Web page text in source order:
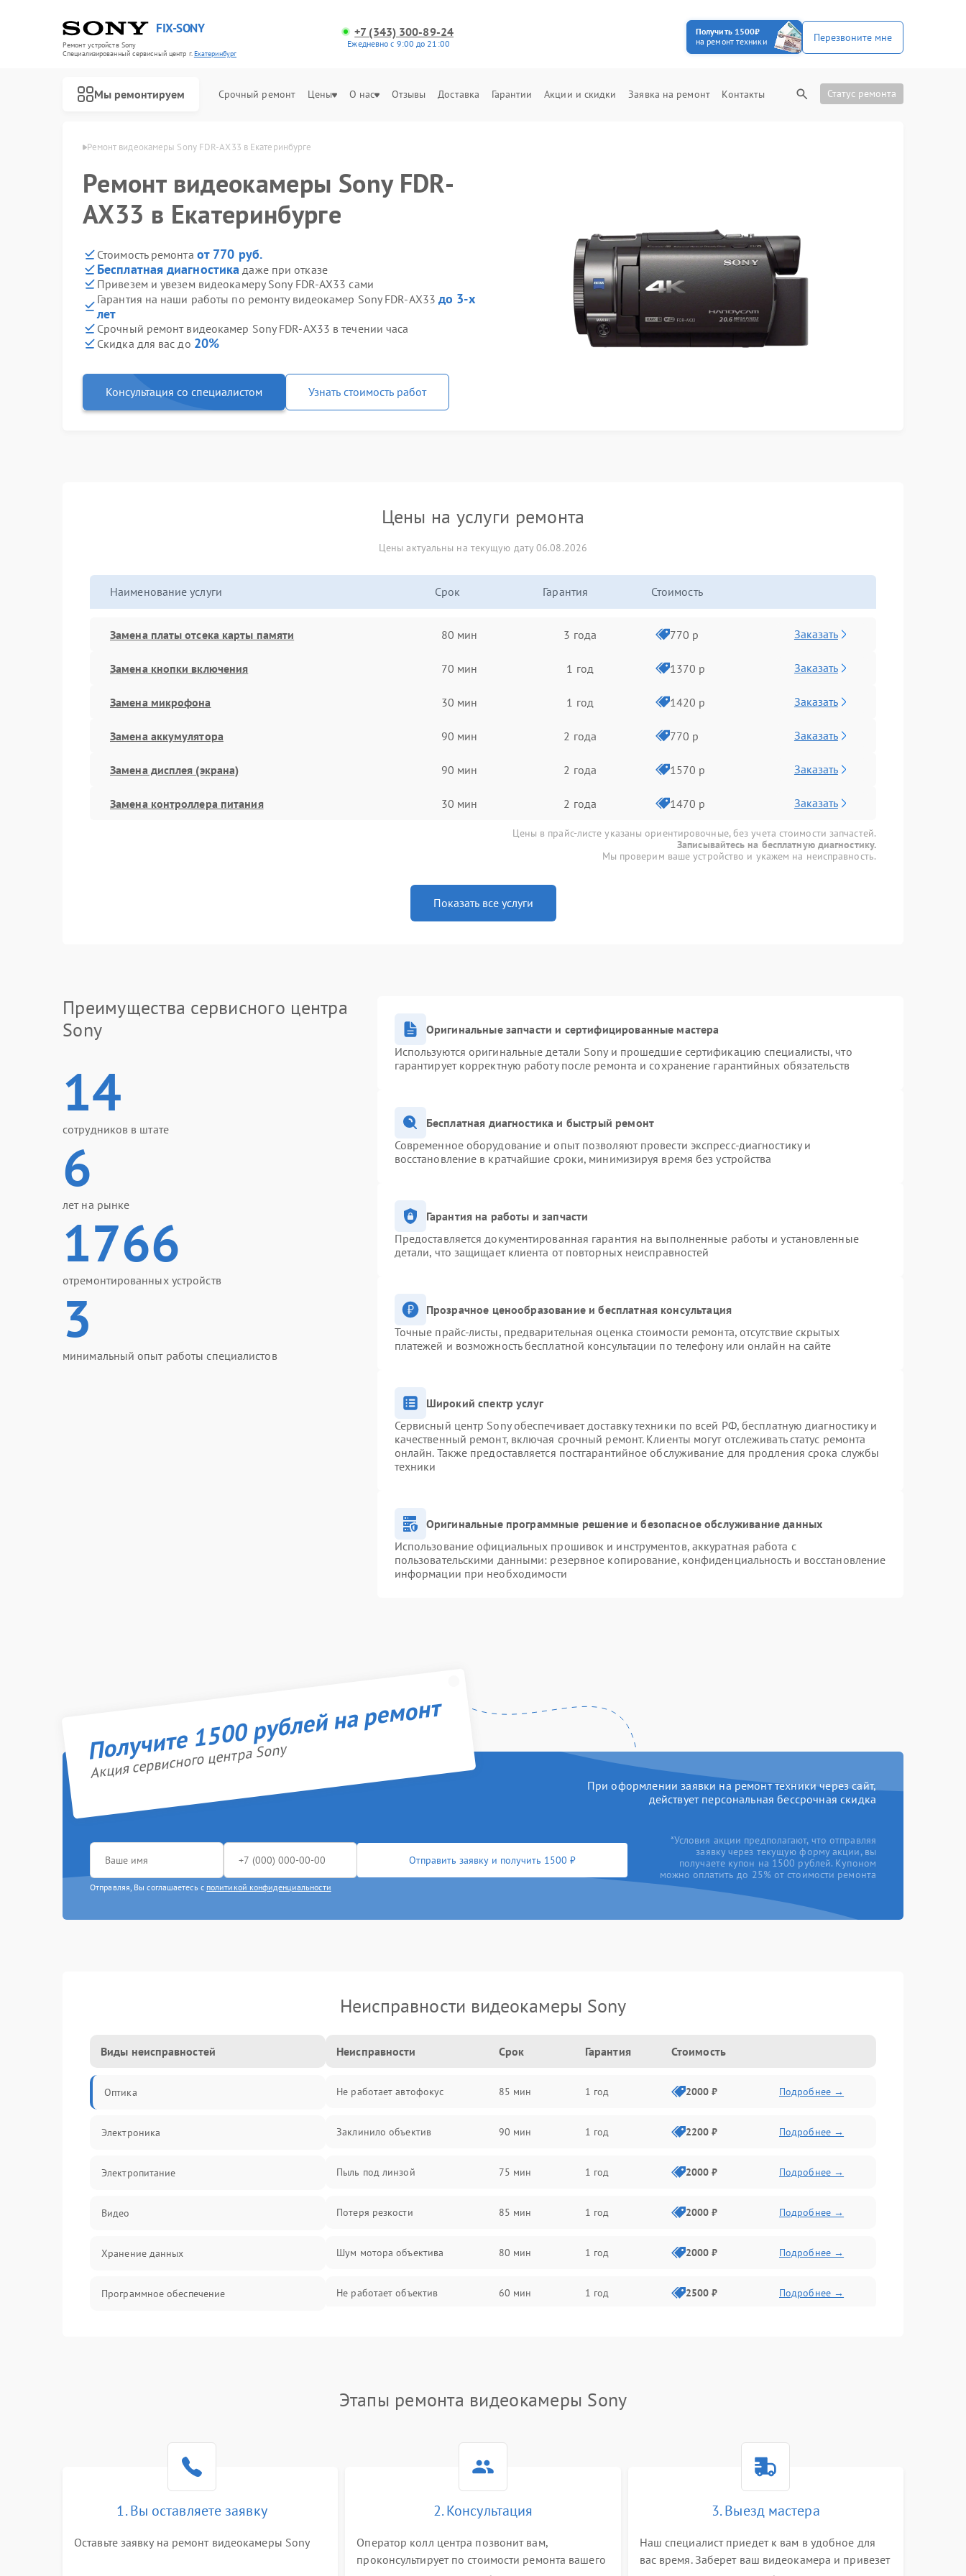
FIX-SONY
Ремонт устройств Sony
Специализированный cервисный центр г.Екатеринбург
+7 (343) 300-89-24
Ежедневно с 9:00 до 21:00
Получить 1500₽
на ремонт техники
Перезвоните мне
Мы ремонтируем Срочный ремонт Цены О нас Отзывы Доставка Гарантии Акции и скидки Заявка на ремонт Контакты Статус ремонта
Ремонт видеокамеры Sony FDR-AX33 в Екатеринбурге
Ремонт видеокамеры Sony FDR-
AX33 в Екатеринбурге
Стоимость ремонта от 770 руб.
Бесплатная диагностика даже при отказе
Привезем и увезем видеокамеру Sony FDR-AX33 сами
Гарантия на наши работы по ремонту видеокамер Sony FDR-AX33 до 3-х
лет
Срочный ремонт видеокамер Sony FDR-AX33 в течении часа
Скидка для вас до 20%
Консультация со специалистом Узнать стоимость работ
Цены на услуги ремонта
Цены актуальны на текущую дату 06.08.2026
Наименование услуги Срок Гарантия Стоимость
Замена платы отсека карты памяти 80 мин 3 года 770 р Заказать
Замена кнопки включения 70 мин 1 год 1370 р Заказать
Замена микрофона 30 мин 1 год 1420 р Заказать
Замена аккумулятора 90 мин 2 года 770 р Заказать
Замена дисплея (экрана) 90 мин 2 года 1570 р Заказать
Замена контроллера питания 30 мин 2 года 1470 р Заказать
Цены в прайс-листе указаны ориентировочные, без учета стоимости запчастей.
Записывайтесь на бесплатную диагностику.
Мы проверим ваше устройство и укажем на неисправность.
Показать все услуги
Преимущества сервисного центра
Sony
14
сотрудников в штате
6
лет на рынке
1766
отремонтированных устройств
3
минимальный опыт работы специалистов
Оригинальные запчасти и сертифицированные мастера
Используются оригинальные детали Sony и прошедшие сертификацию специалисты, что
гарантирует корректную работу после ремонта и сохранение гарантийных обязательств
Бесплатная диагностика и быстрый ремонт
Современное оборудование и опыт позволяют провести экспресс-диагностику и
восстановление в кратчайшие сроки, минимизируя время без устройства
Гарантия на работы и запчасти
Предоставляется документированная гарантия на выполненные работы и установленные
детали, что защищает клиента от повторных неисправностей
Прозрачное ценообразование и бесплатная консультация
Точные прайс-листы, предварительная оценка стоимости ремонта, отсутствие скрытых
платежей и возможность бесплатной консультации по телефону или онлайн на сайте
Широкий спектр услуг
Сервисный центр Sony обеспечивает доставку техники по всей РФ, бесплатную диагностику и
качественный ремонт, включая срочный ремонт. Клиенты могут отслеживать статус ремонта
онлайн. Также предоставляется постгарантийное обслуживание для продления срока службы
техники
Оригинальные программные решение и безопасное обслуживание данных
Использование официальных прошивок и инструментов, аккуратная работа с
пользовательскими данными: резервное копирование, конфиденциальность и восстановление
информации при необходимости
Получите 1500 рублей на ремонт
Акция сервисного центра Sony
При оформлении заявки на ремонт техники через сайт,
действует персональная бессрочная скидка
Отправить заявку и получить 1500 ₽
Отправляя, Вы соглашаетесь с политикой конфиденциальности
*Условия акции предполагают, что отправляя
заявку через текущую форму акции, вы
получаете купон на 1500 рублей. Купоном
можно оплатить до 25% от стоимости ремонта
Неисправности видеокамеры Sony
Виды неисправностей
Оптика
Электроника
Электропитание
Видео
Хранение данных
Программное обеспечение
Неисправности Срок Гарантия Стоимость
Не работает автофокус 85 мин 1 год 2000 ₽ Подробнее →
Заклинило объектив 90 мин 1 год 2200 ₽ Подробнее →
Пыль под линзой 75 мин 1 год 2000 ₽ Подробнее →
Потеря резкости 85 мин 1 год 2000 ₽ Подробнее →
Шум мотора объектива 80 мин 1 год 2000 ₽ Подробнее →
Не работает объектив 60 мин 1 год 2500 ₽ Подробнее →
Плохое качество изображения
Этапы ремонта видеокамеры Sony
1. Вы оставляете заявку
Оставьте заявку на ремонт видеокамеры Sony
2. Консультация
Оператор колл центра позвонит вам,
проконсультирует по стоимости ремонта вашего
3. Выезд мастера
Наш специалист приедет к вам в удобное для
вас время. Заберет ваш видеокамера и привезет